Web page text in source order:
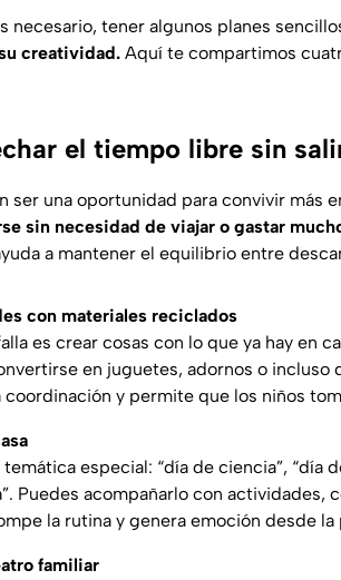
necesario, tener algunos planes
creatividad. Aquí te compartimos
el tiempo libre sin
ser una oportunidad para convivir más
sin necesidad de viajar o gastar
a mantener el equilibrio entre
con materiales reciclados
es crear cosas con lo que ya hay en
en juguetes, adornos o incluso
coordinación y permite que los niños
especial: “día de ciencia”, “día
Puedes acompañarlo con actividades,
la rutina y genera emoción desde la
familiar